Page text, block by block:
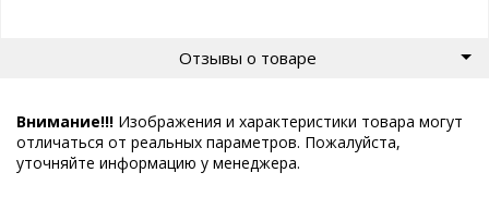
Отзывы о товаре
Внимание!!! Изображения и характеристики товара могут
отличаться от реальных параметров. Пожалуйста,
уточняйте информацию у менеджера.